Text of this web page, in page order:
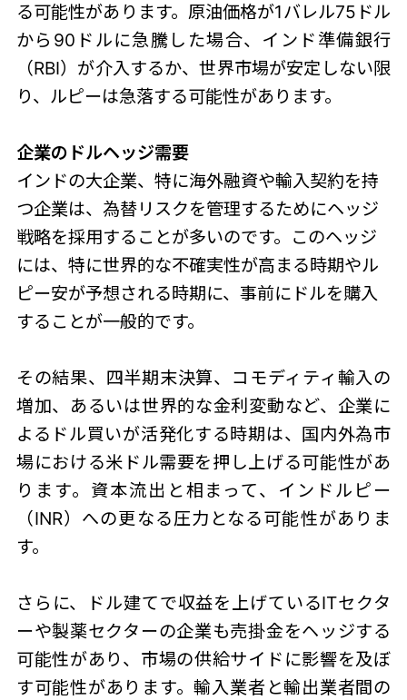
る可能性があります。原油価格が1バレル75ドル
から90ドルに急騰した場合、インド準備銀行
（RBI）が介入するか、世界市場が安定しない限
り、ルピーは急落する可能性があります。
企業のドルヘッジ需要
インドの大企業、特に海外融資や輸入契約を持
つ企業は、為替リスクを管理するためにヘッジ
戦略を採用することが多いのです。このヘッジ
には、特に世界的な不確実性が高まる時期やル
ピー安が予想される時期に、事前にドルを購入
することが一般的です。
その結果、四半期末決算、コモディティ輸入の
増加、あるいは世界的な金利変動など、企業に
よるドル買いが活発化する時期は、国内外為市
場における米ドル需要を押し上げる可能性があ
ります。資本流出と相まって、インドルピー
（INR）への更なる圧力となる可能性がありま
す。
さらに、ドル建てで収益を上げているITセクタ
ーや製薬セクターの企業も売掛金をヘッジする
可能性があり、市場の供給サイドに影響を及ぼ
す可能性があります。輸入業者と輸出業者間の